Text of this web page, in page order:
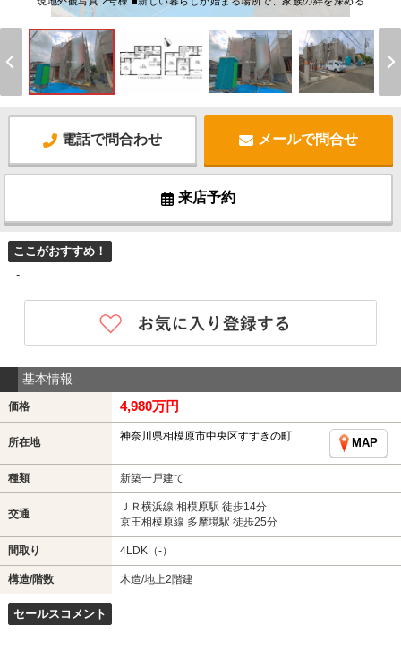
電話で問合わせ メールで問合せ
来店予約
ここがおすすめ！
-
基本情報
価格 4,980万円
所在地 神奈川県相模原市中央区すすきの町
MAP
種類 新築一戸建て
交通
ＪＲ横浜線 相模原駅 徒歩14分
京王相模原線 多摩境駅 徒歩25分
間取り 4LDK（-）
構造/階数 木造/地上2階建
セールスコメント